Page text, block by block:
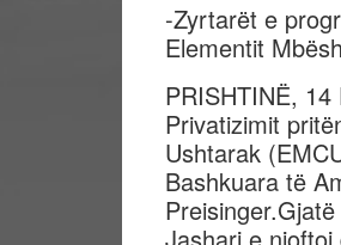
-Zyrtarët e
Elementit
PRISHTINË,
Privatizimit
Ushtarak
Bashkuara të